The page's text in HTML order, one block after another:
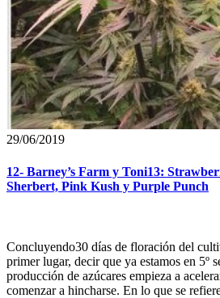
29/06/2019
12- Barney’s Farm y Toni13:
Sherbert, Pink Kush y Purple Punch
Concluyendo30 días de floración del
primer lugar, decir que ya estamos en 5º
producción de azúcares empieza a
comenzar a hincharse. En lo que se